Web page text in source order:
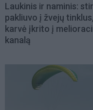
Laukinis ir naminis:
pakliuvo į žvejų tinklus,
karvė įkrito į
kanalą